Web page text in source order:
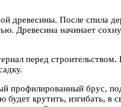
древесины. После спила
Древесина начинает
перед
профилированный брус,
крутить, изгибать, в